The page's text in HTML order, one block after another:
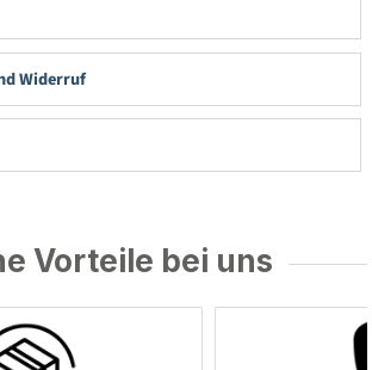
Widerruf
Vorteile bei uns